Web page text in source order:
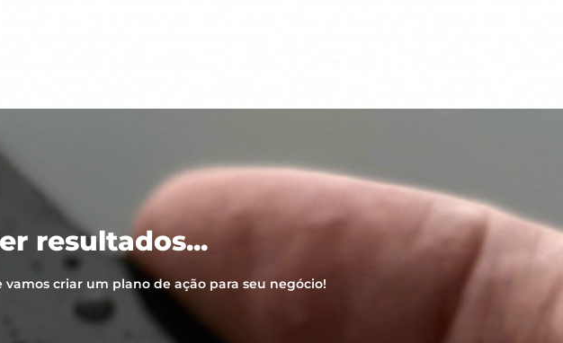
resultados...
criar um plano de ação para seu negócio!